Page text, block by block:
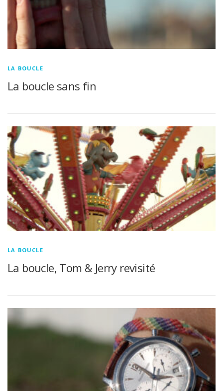
LA BOUCLE
La boucle sans fin
LA BOUCLE
La boucle, Tom & Jerry revisité